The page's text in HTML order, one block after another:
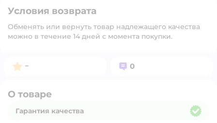
Условия возврата
Обменять или вернуть товар надлежащего качества
можно в течение 14 дней с момента покупки.
Рейтинг:
– Вопросов:
0
О товаре
Гарантия качества